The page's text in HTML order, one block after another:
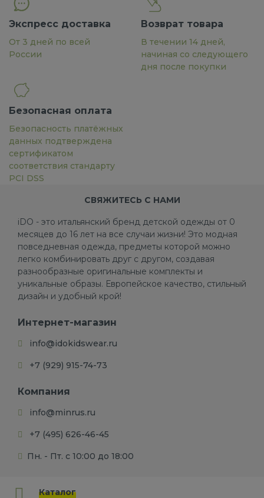
Экспресс доставка
От 3 дней по всей
России
Возврат товара
В течении 14 дней,
начиная со следующего
дня после покупки
Безопасная оплата
Безопасность платёжных
данных подтверждена
сертификатом
соответствия стандарту
PCI DSS
СВЯЖИТЕСЬ С НАМИ
iDO - это итальянский бренд детской одежды от 0
месяцев до 16 лет на все случаи жизни! Это модная
повседневная одежда, предметы которой можно
легко комбинировать друг с другом, создавая
разнообразные оригинальные комплекты и
уникальные образы. Европейское качество, стильный
дизайн и удобный крой!
Интернет-магазин
info@idokidswear.ru
+7 (929) 915-74-73
Компания
info@minrus.ru
+7 (495) 626-46-45
Пн. - Пт. с 10:00 до 18:00
Каталог